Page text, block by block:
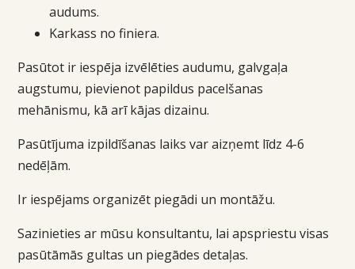
audums.
Karkass no finiera.
Pasūtot ir iespēja izvēlēties audumu, galvgaļa
augstumu, pievienot papildus pacelšanas
mehānismu, kā arī kājas dizainu.
Pasūtījuma izpildīšanas laiks var aizņemt līdz 4-6
nedēļām.
Ir iespējams organizēt piegādi un montāžu.
Sazinieties ar mūsu konsultantu, lai apspriestu visas
pasūtāmās gultas un piegādes detaļas.